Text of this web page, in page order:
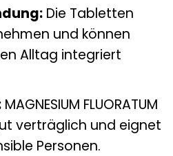
Die Tabletten
und können
Alltag integriert
MAGNESIUM FLUORATUM
verträglich und eignet
Personen.